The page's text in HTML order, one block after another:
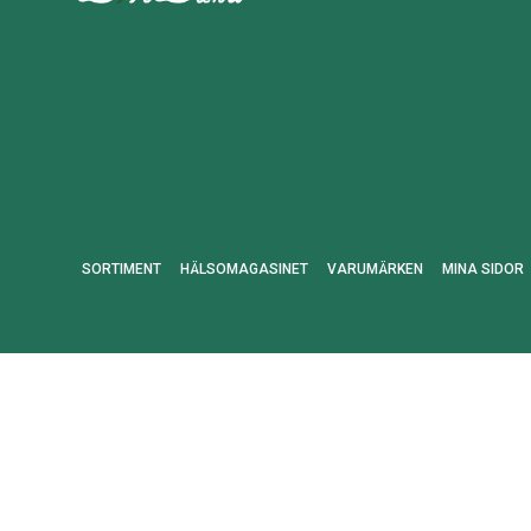
SORTIMENT HÄLSOMAGASINET VARUMÄRKEN MINA SIDOR